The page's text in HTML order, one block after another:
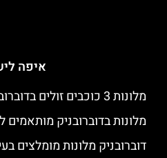
איפה
מלונות 3 כוכבים זולים בדוברובניק
מלונות בדוברובניק
דוברובניק מלונות מומלצים